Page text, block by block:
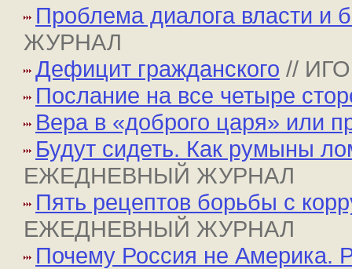
Проблема диалога власти и
ЖУРНАЛ
Дефицит гражданского //
Послание на все четыре
Вера в «доброго царя» или
Будут сидеть. Как румыны
ЕЖЕДНЕВНЫЙ ЖУРНАЛ
Пять рецептов борьбы с
ЕЖЕДНЕВНЫЙ ЖУРНАЛ
Почему Россия не Америка.